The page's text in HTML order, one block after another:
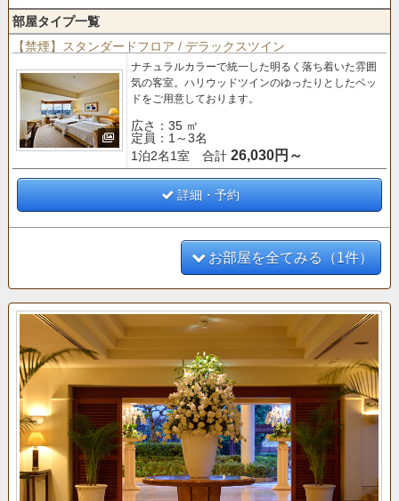
部屋タイプ一覧
【禁煙】スタンダードフロア / デラックスツイン
ナチュラルカラーで統一した明るく落ち着いた雰囲
気の客室。 ハリウッドツインのゆったりとしたベッ
ドをご用意しております。
広さ：35 ㎡
定員：1～3名
1泊2名1室 合計 26,030円～
詳細・予約
お部屋を全てみる（1件）